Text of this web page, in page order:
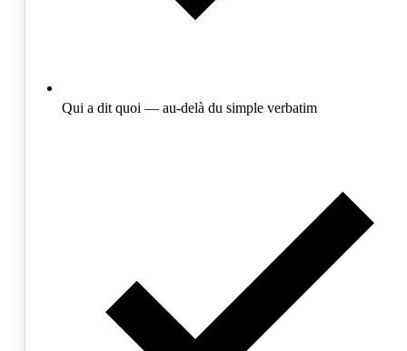
Qui a dit quoi — au-delà du simple verbatim